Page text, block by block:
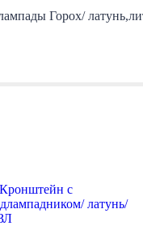
Горох/